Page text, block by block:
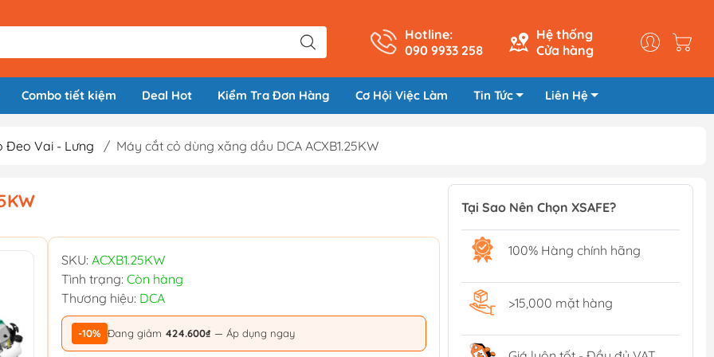
Hotline:
090 9933 258
Hệ thống
Cửa hàng
Combo tiết kiệm Deal Hot Kiểm Tra Đơn Hàng Cơ Hội Việc Làm Tin Tức Liên Hệ
Đeo Vai - Lưng / Máy cắt cỏ dùng xăng dầu DCA ACXB1.25KW
SKU: ACXB1.25KW
Tình trạng: Còn hàng
Thương hiệu: DCA
-10% Đang giảm 424.600₫ — Áp dụng ngay
Tại Sao Nên Chọn XSAFE?
100% Hàng chính hãng
>15,000 mặt hàng